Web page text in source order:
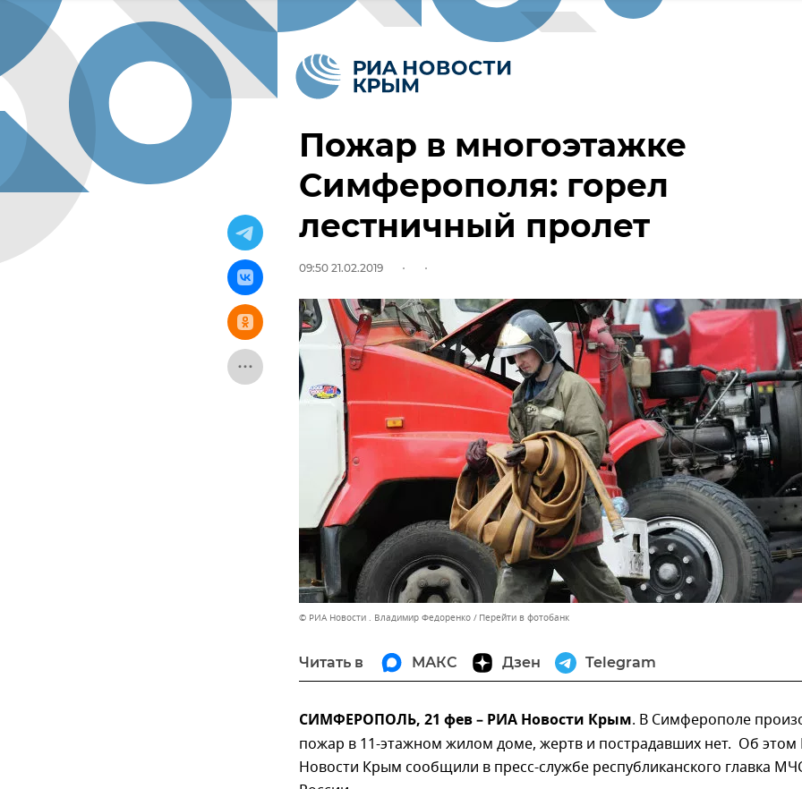
Пожар в многоэтажке
Симферополя: горел
лестничный пролет
09:50 21.02.2019
© РИА Новости . Владимир Федоренко Перейти в фотобанк
Читать в МАКС Дзен Telegram
СИМФЕРОПОЛЬ, 21 фев – РИА Новости Крым. В Симферополе
пожар в 11-этажном жилом доме, жертв и пострадавших нет. Об
Новости Крым сообщили в пресс-службе республиканского главка